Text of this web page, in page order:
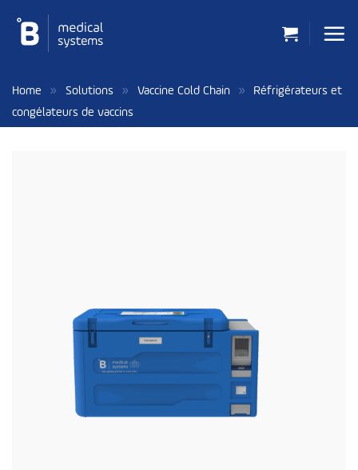
contenu
Home » Solutions » Vaccine Cold Chain »
Réfrigérateurs et
congélateurs de vaccins